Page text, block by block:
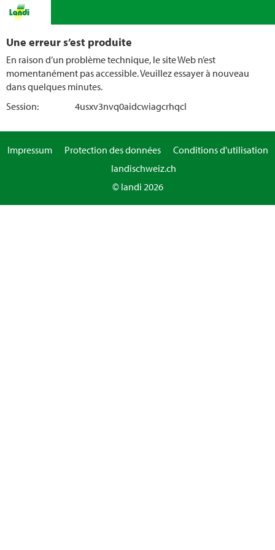
Une erreur s’est produite
En raison d’un problème technique, le site Web n’est
momentanément pas accessible. Veuillez essayer à nouveau
dans quelques minutes.
Session:
4usxv3nvq0aidcwiagcrhqcl
Impressum Protection des données
Conditions d'utilisation
landischweiz.ch
© landi 2026